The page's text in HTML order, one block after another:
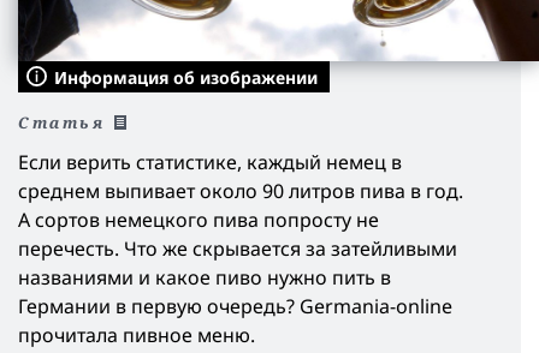
Информация об изображении
Статья
Если верить статистике, каждый немец в
среднем выпивает около 90 литров пива в год.
А сортов немецкого пива попросту не
перечесть. Что же скрывается за затейливыми
названиями и какое пиво нужно пить в
Германии в первую очередь? Germania-online
прочитала пивное меню.